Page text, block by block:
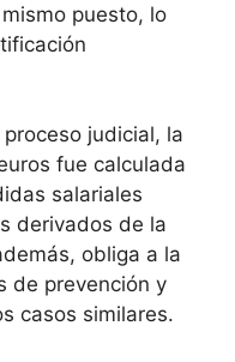
puesto, lo
judicial, la
fue calculada
salariales
derivados de la
obliga a la
de prevención y
casos similares.